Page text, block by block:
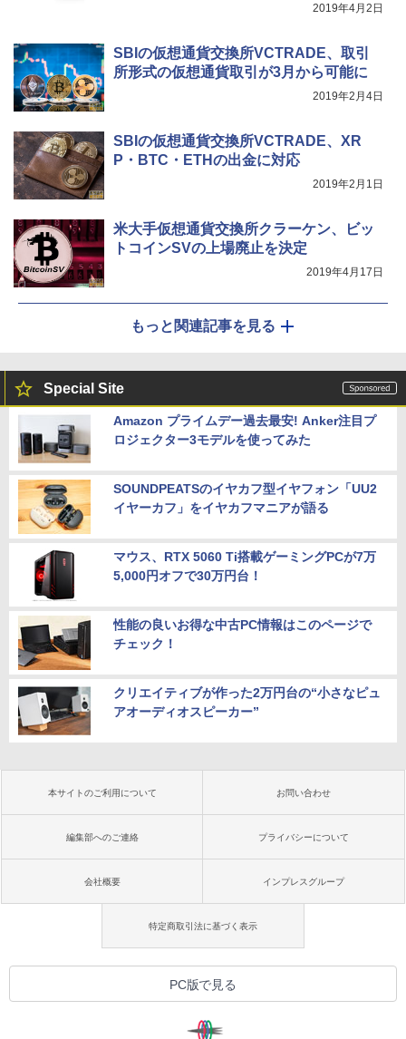
2019年4月2日
SBIの仮想通貨交換所VCTRADE、取引
所形式の仮想通貨取引が3月から可能に
2019年2月4日
SBIの仮想通貨交換所VCTRADE、XR
P・BTC・ETHの出金に対応
2019年2月1日
米大手仮想通貨交換所クラーケン、ビッ
トコインSVの上場廃止を決定
2019年4月17日
もっと関連記事を見る
Special Site
Amazon プライムデー過去最安! Anker注目プ
ロジェクター3モデルを使ってみた
SOUNDPEATSのイヤカフ型イヤフォン「UU2
イヤーカフ」をイヤカフマニアが語る
マウス、RTX 5060 Ti搭載ゲーミングPCが7万
5,000円オフで30万円台！
性能の良いお得な中古PC情報はこのページで
チェック！
クリエイティブが作った2万円台の“小さなピュ
アオーディオスピーカー”
本サイトのご利用について お問い合わせ
編集部へのご連絡 プライバシーについて
会社概要 インプレスグループ
特定商取引法に基づく表示
PC版で見る